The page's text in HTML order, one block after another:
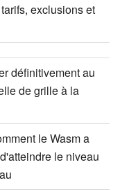
exclusions et
définitivement au
de grille à la
le Wasm a
le niveau